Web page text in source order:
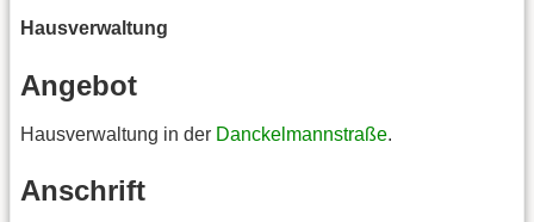
Hausverwaltung
Angebot
Hausverwaltung in der Danckelmannstraße.
Anschrift